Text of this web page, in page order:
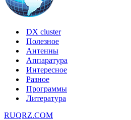
DX cluster
Полезное
Антенны
Аппаратура
Интересное
Разное
Программы
Литература
RUQRZ.COM